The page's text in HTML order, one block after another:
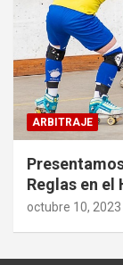
ARBITRAJE
Reglas en el
octubre 10, 2023